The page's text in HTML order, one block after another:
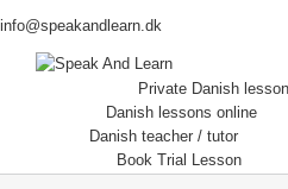
info@speakandlearn.dk
Private Danish
Danish lessons online
Danish teacher / tutor
Book Trial Lesson